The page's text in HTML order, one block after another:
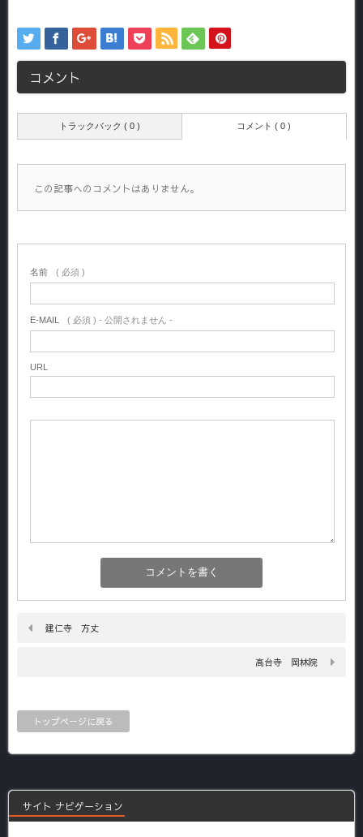
コメント
トラックバック ( 0 ) コメント ( 0 )
この記事へのコメントはありません。
名前 ( 必須 )
E-MAIL ( 必須 ) - 公開されません -
URL
建仁寺 方丈
高台寺 岡林院
トップページに戻る
サイト ナビゲーション